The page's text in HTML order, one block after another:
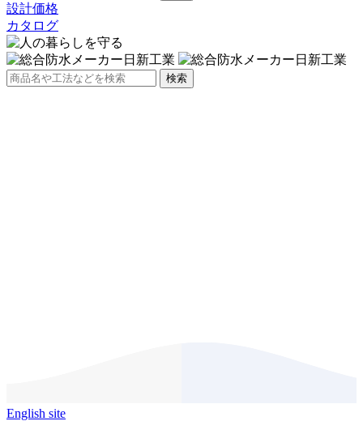
設計価格
カタログ
English site